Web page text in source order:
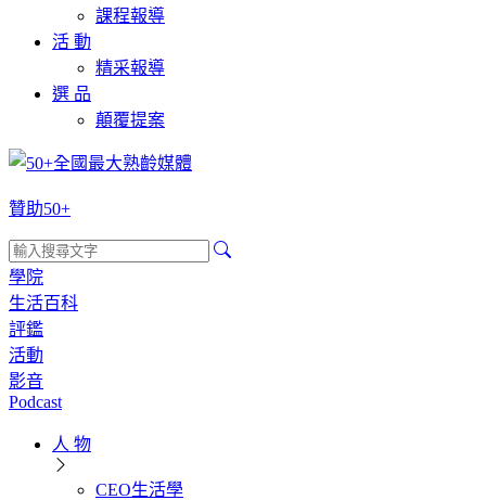
課程報導
活 動
精采報導
選 品
顛覆提案
贊助50+
學院
生活百科
評鑑
活動
影音
Podcast
人 物
CEO生活學